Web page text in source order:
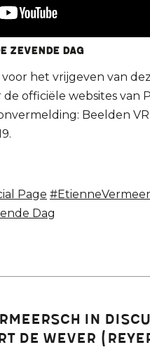
Zevende Dag
het vrijgeven van
officiële websites van
Beelden
Page
Dag
in
De Wever